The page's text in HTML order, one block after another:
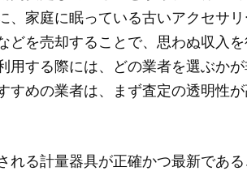
、家庭に眠っている古いアクセサ
どを売却することで、思わぬ収入を
用する際には、どの業者を選ぶか
すめの業者は、まず査定の透明性が
れる計量器具が正確かつ最新である